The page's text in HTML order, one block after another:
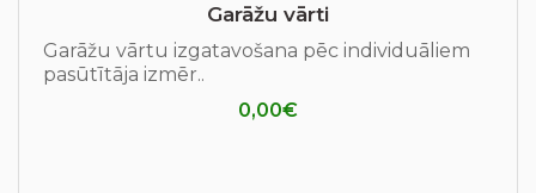
Garāžu vārti
Garāžu vārtu izgatavošana pēc individuāliem
pasūtītāja izmēr..
0,00€